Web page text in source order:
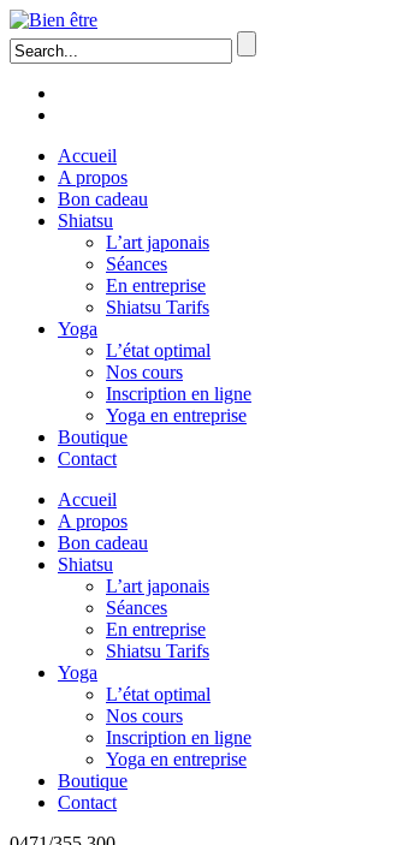
Accueil
A propos
Bon cadeau
Shiatsu
L’art japonais
Séances
En entreprise
Shiatsu Tarifs
Yoga
L’état optimal
Nos cours
Inscription en ligne
Yoga en entreprise
Boutique
Contact
Accueil
A propos
Bon cadeau
Shiatsu
L’art japonais
Séances
En entreprise
Shiatsu Tarifs
Yoga
L’état optimal
Nos cours
Inscription en ligne
Yoga en entreprise
Boutique
Contact